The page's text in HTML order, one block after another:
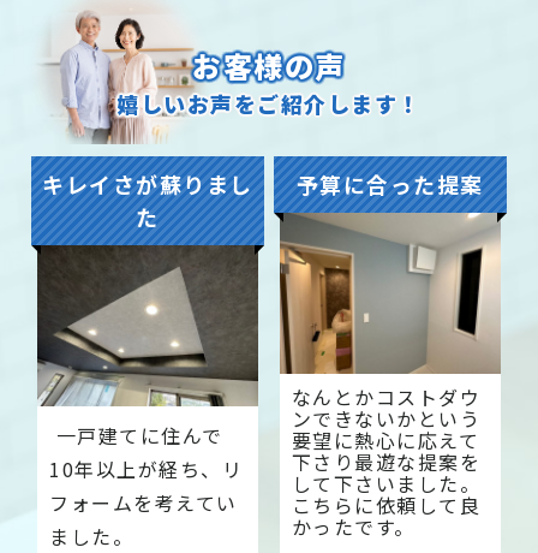
お客様の声
嬉しいお声をご紹介します！
キレイさが蘇りまし
た
一戸建てに住んで
10年以上が経ち、リ
フォームを考えてい
ました。
予算に合った提案
なんとかコストダウ
ンできないかという
要望に熱心に応えて
下さり最遊な提案を
して下さいました。
こちらに依頼して良
かったです。